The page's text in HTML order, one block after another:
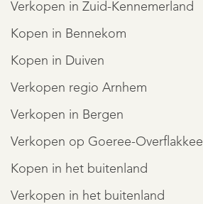
Verkopen in Zuid-Kennemerland
Kopen in Bennekom
Kopen in Duiven
Verkopen regio Arnhem
Verkopen in Bergen
Verkopen op Goeree-Overflakkee
Kopen in het buitenland
Verkopen in het buitenland